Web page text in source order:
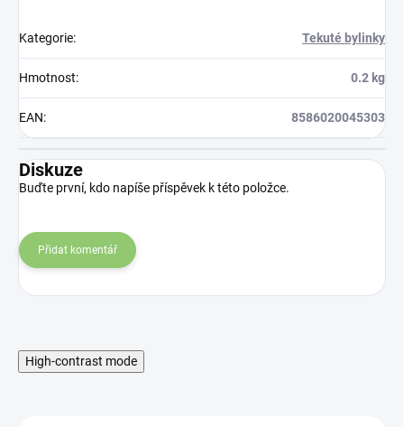
Kategorie: Tekuté bylinky
Hmotnost: 0.2 kg
EAN: 8586020045303
Diskuze
Buďte první, kdo napíše příspěvek k této položce.
Přidat komentář
High-contrast mode